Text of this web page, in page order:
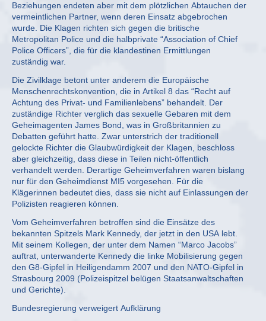
Beziehungen endeten aber mit dem plötzlichen Abtauchen der
vermeintlichen Partner, wenn deren Einsatz abgebrochen
wurde. Die Klagen richten sich gegen die britische
Metropolitan Police und die halbprivate “Association of Chief
Police Officers”, die für die klandestinen Ermittlungen
zuständig war.
Die Zivilklage betont unter anderem die Europäische
Menschenrechtskonvention, die in Artikel 8 das “Recht auf
Achtung des Privat- und Familienlebens” behandelt. Der
zuständige Richter verglich das sexuelle Gebaren mit dem
Geheimagenten James Bond, was in Großbritannien zu
Debatten geführt hatte. Zwar unterstrich der traditionell
gelockte Richter die Glaubwürdigkeit der Klagen, beschloss
aber gleichzeitig, dass diese in Teilen nicht-öffentlich
verhandelt werden. Derartige Geheimverfahren waren bislang
nur für den Geheimdienst MI5 vorgesehen. Für die
Klägerinnen bedeutet dies, dass sie nicht auf Einlassungen der
Polizisten reagieren können.
Vom Geheimverfahren betroffen sind die Einsätze des
bekannten Spitzels Mark Kennedy, der jetzt in den USA lebt.
Mit seinem Kollegen, der unter dem Namen “Marco Jacobs”
auftrat, unterwanderte Kennedy die linke Mobilisierung gegen
den G8-Gipfel in Heiligendamm 2007 und den NATO-Gipfel in
Strasbourg 2009 (Polizeispitzel belügen Staatsanwaltschaften
und Gerichte).
Bundesregierung verweigert Aufklärung